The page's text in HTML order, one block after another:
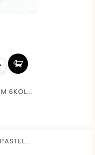
6KOL...